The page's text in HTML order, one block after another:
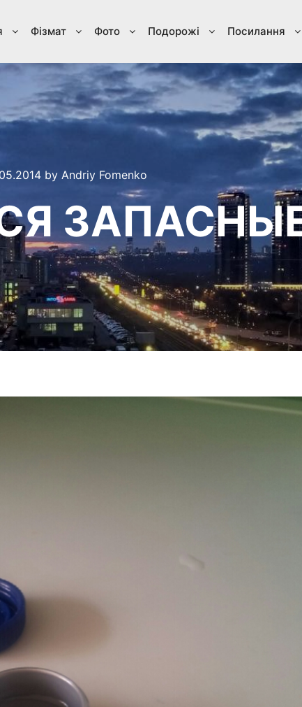
Фізмат Фото Подорожі Посилання
by Andriy Fomenko